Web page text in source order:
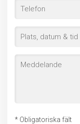
* Obligatoriska fält